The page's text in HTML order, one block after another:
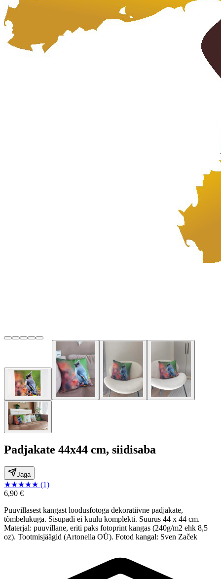
Padjakate 44x44 cm, siidisaba
Jaga
★★★★★ (1)
6,90 €
Puuvillasest kangast loodusfotoga dekoratiivne padjakate,
tõmbelukuga. Sisupadi ei kuulu komplekti. Suurus 44 x 44 cm.
Materjal: puuvillane, eriti paks fotoprint kangas (240g/m2 ehk 8,5
oz). Tootmisjäägid (Artonella OÜ). Fotod kangal: Sven Začek